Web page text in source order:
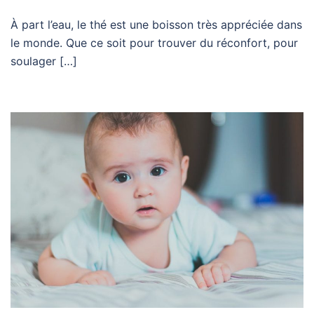
À part l’eau, le thé est une boisson très appréciée dans
le monde. Que ce soit pour trouver du réconfort, pour
soulager […]